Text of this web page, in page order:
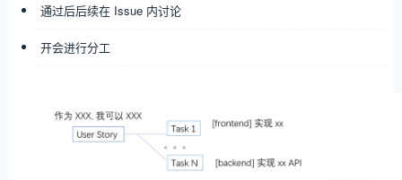
通过后后续在 Issue 内讨论
开会进行分工